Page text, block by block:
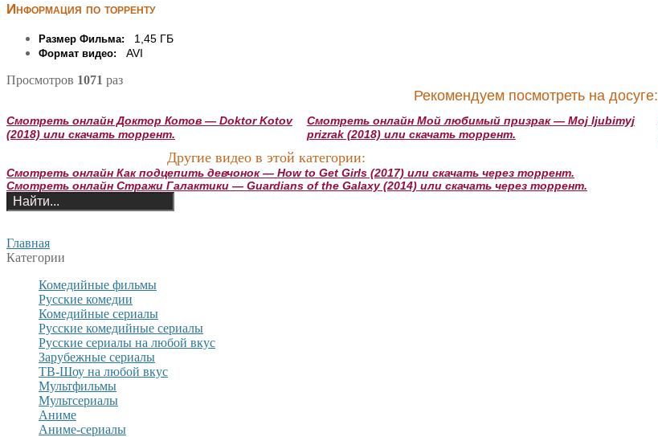
Информация по торренту
Размер Фильма: 1,45 ГБ
Формат видео: AVI
Просмотров 1071 раз
Рекомендуем посмотреть на досуге:
Смотреть онлайн Доктор Котов — Doktor Kotov
(2018) или скачать торрент.
Смотреть онлайн Мой любимый призрак — Moj ljubimyj
prizrak (2018) или скачать торрент.
Другие видео в этой категории:
Смотреть онлайн Как подцепить девчонок — How to Get Girls (2017) или скачать через торрент.
Смотреть онлайн Стражи Галактики — Guardians of the Galaxy (2014) или скачать через торрент.
Главная
Категории
Комедийные фильмы
Русские комедии
Комедийные сериалы
Русские комедийные сериалы
Русские сериалы на любой вкус
Зарубежные сериалы
ТВ-Шоу на любой вкус
Мультфильмы
Мультсериалы
Аниме
Аниме-сериалы